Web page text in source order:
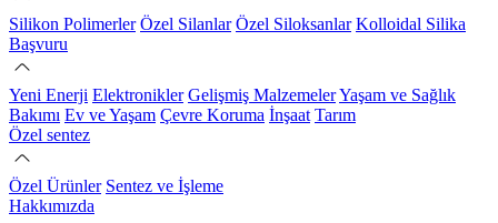
Silikon Polimerler Özel Silanlar Özel Siloksanlar Kolloidal Silika
Başvuru
Yeni Enerji Elektronikler Gelişmiş MalzemelerYaşam ve Sağlık
Bakımı Ev ve Yaşam Çevre Koruma İnşaat Tarım
Özel sentez
Özel Ürünler Sentez ve İşleme
Hakkımızda